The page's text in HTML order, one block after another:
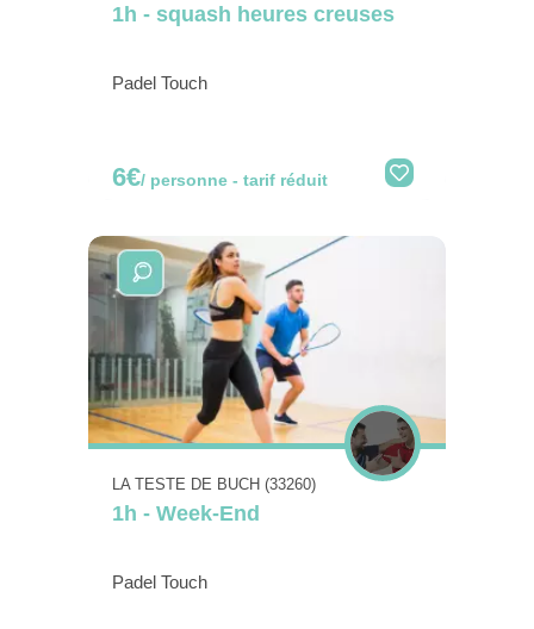
1h - squash heures creuses
Padel Touch
6€/ personne - tarif réduit
LA TESTE DE BUCH (33260)
1h - Week-End
Padel Touch